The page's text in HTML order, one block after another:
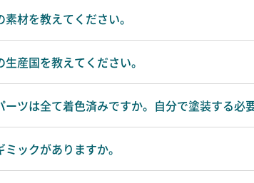
材を教えてください。
産国を教えてください。
ツは全て着色済みですか。自分で塗装する必
ックがありますか。